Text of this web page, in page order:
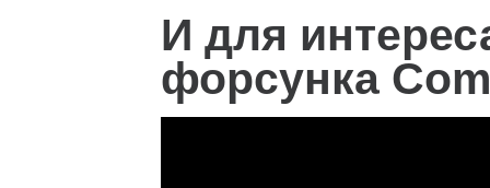
И для
форсунка